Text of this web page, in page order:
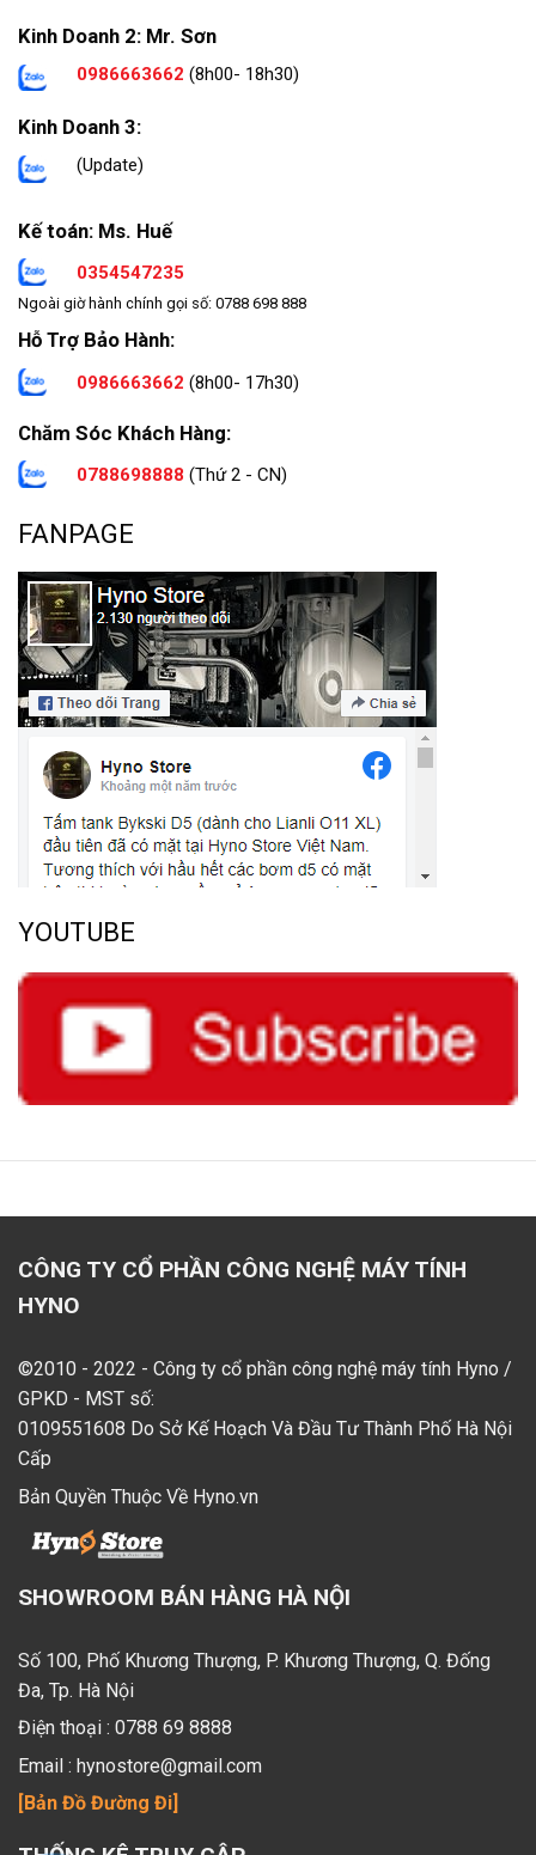
Kinh Doanh 2: Mr. Sơn
0986663662 (8h00- 18h30)
Kinh Doanh 3:
(Update)
Kế toán: Ms. Huế
0354547235
Ngoài giờ hành chính gọi số: 0788 698 888
Hỗ Trợ Bảo Hành:
0986663662 (8h00- 17h30)
Chăm Sóc Khách Hàng:
0788698888 (Thứ 2 - CN)
FANPAGE
YOUTUBE
CÔNG TY CỔ PHẦN CÔNG NGHỆ MÁY TÍNH
HYNO
©2010 - 2022 - Công ty cổ phần công nghệ máy tính Hyno /
GPKD - MST số:
0109551608 Do Sở Kế Hoạch Và Đầu Tư Thành Phố Hà Nội
Cấp
Bản Quyền Thuộc Về Hyno.vn
SHOWROOM BÁN HÀNG HÀ NỘI
Số 100, Phố Khương Thượng, P. Khương Thượng, Q. Đống
Đa, Tp. Hà Nội
Điện thoại : 0788 69 8888
Email : hynostore@gmail.com
[Bản Đồ Đường Đi]